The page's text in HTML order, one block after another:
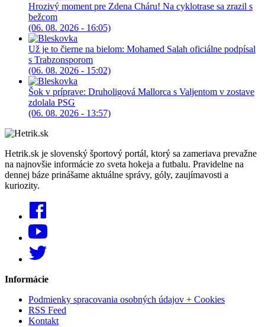
Hrozivý moment pre Zdena Cháru! Na cyklotrase sa zrazil s
bežcom
(06. 08. 2026 - 16:05)
Už je to čierne na bielom: Mohamed Salah oficiálne podpísal
s Trabzonsporom
(06. 08. 2026 - 15:02)
Šok v príprave: Druholigová Mallorca s Valjentom v zostave
zdolala PSG
(06. 08. 2026 - 13:57)
Hetrik.sk je slovenský športový portál, ktorý sa zameriava prevažne
na najnovšie informácie zo sveta hokeja a futbalu. Pravidelne na
dennej báze prinášame aktuálne správy, góly, zaujímavosti a
kuriozity.
Informácie
Podmienky spracovania osobných údajov + Cookies
RSS Feed
Kontakt